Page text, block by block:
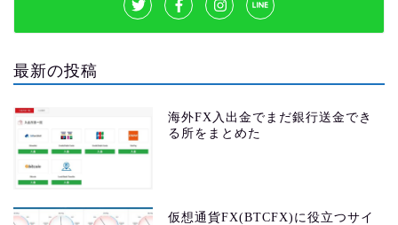
最新の投稿
海外FX入出金でまだ銀行送金でき
る所をまとめた
仮想通貨FX(BTCFX)に役立つサイ